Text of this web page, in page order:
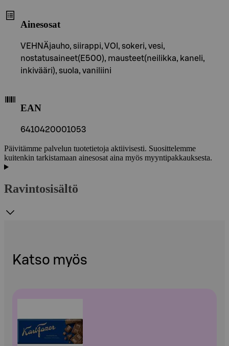
Ainesosat
VEHNÄjauho, siirappi, VOI, sokeri, vesi,
nostatusaineet(E500), mausteet(neilikka, kaneli,
inkivääri), suola, vaniliini
EAN
6410420001053
Päivitämme palvelun tuotetietoja aktiivisesti. Suosittelemme
kuitenkin tarkistamaan ainesosat aina myös myyntipakkauksesta.
Ravintosisältö
Katso myös